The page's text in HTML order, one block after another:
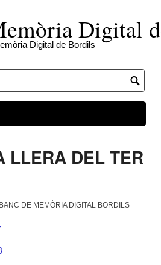
Digital
Digital de Bordils
LLERA DEL TER
BANC DE MEMÒRIA DIGITAL BORDILS